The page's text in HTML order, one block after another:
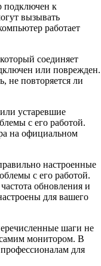
подключен к
вызывать
работает
соединяет
или поврежден.
не повторяется ли
устаревшие
с его работой.
на официальном
настроенные
с его работой.
обновления и
для вашего
шаги не
монитором. В
для